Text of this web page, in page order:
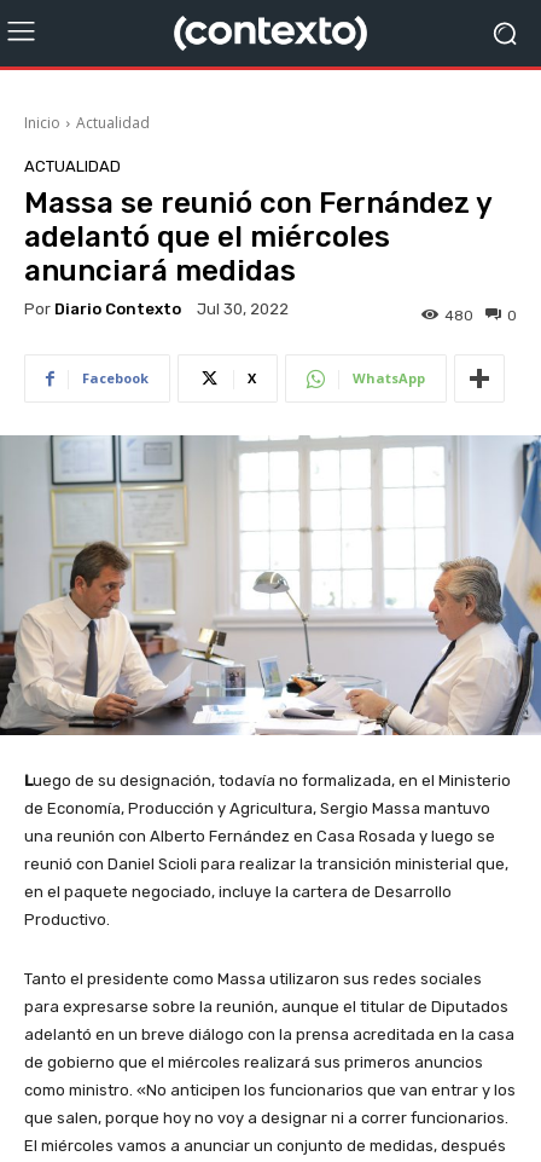
Inicio Actualidad
ACTUALIDAD
Massa se reunió con Fernández y
adelantó que el miércoles
anunciará medidas
Por Diario Contexto Jul 30, 2022 0
480
Facebook X WhatsApp
Luego de su designación, todavía no formalizada, en el Ministerio
de Economía, Producción y Agricultura, Sergio Massa mantuvo
una reunión con Alberto Fernández en Casa Rosada y luego se
reunió con Daniel Scioli para realizar la transición ministerial que,
en el paquete negociado, incluye la cartera de Desarrollo
Productivo.
Tanto el presidente como Massa utilizaron sus redes sociales
para expresarse sobre la reunión, aunque el titular de Diputados
adelantó en un breve diálogo con la prensa acreditada en la casa
de gobierno que el miércoles realizará sus primeros anuncios
como ministro. «No anticipen los funcionarios que van entrar y los
que salen, porque hoy no voy a designar ni a correr funcionarios.
El miércoles vamos a anunciar un conjunto de medidas, después